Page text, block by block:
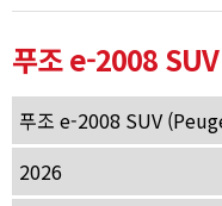
푸조 e-2008 SUV